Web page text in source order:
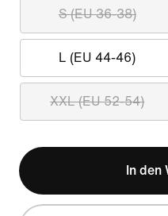
S (EU 36-38)
L (EU 44-46)
XXL (EU 52-54)
In den